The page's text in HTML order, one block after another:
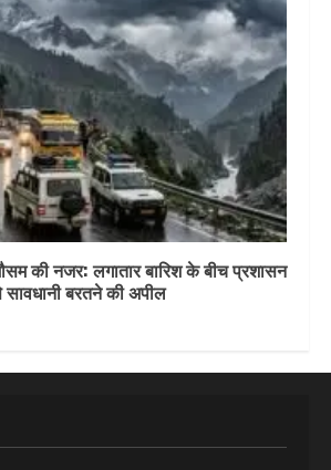
की नजर: लगातार बारिश के बीच प्रशासन
बरतने की अपील